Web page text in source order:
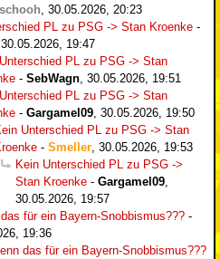
30.05.2026, 20:23
PL zu PSG -> Stan Kroenke -
30.05.2026, 19:47
PL zu PSG -> Stan
- SebWagn 30.05.2026, 19:51
PL zu PSG -> Stan
- Gargamel09 30.05.2026, 19:50
Unterschied PL zu PSG -> Stan
- Smeller 30.05.2026, 19:53
Kein Unterschied PL zu PSG ->
Stan Kroenke - Gargamel09
30.05.2026, 19:57
für ein Bayern-Snobbismus??? -
19:36
das für ein Bayern-Snobbismus???